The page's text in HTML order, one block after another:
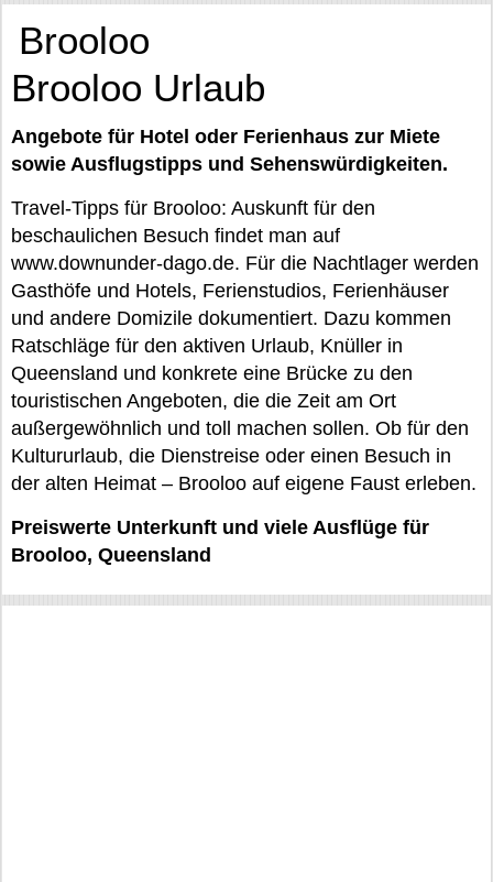
Brooloo
Brooloo Urlaub
Angebote für Hotel oder Ferienhaus zur Miete
sowie Ausflugstipps und Sehenswürdigkeiten.
Travel-Tipps für Brooloo: Auskunft für den
beschaulichen Besuch findet man auf
www.downunder-dago.de. Für die Nachtlager werden
Gasthöfe und Hotels, Ferienstudios, Ferienhäuser
und andere Domizile dokumentiert. Dazu kommen
Ratschläge für den aktiven Urlaub, Knüller in
Queensland und konkrete eine Brücke zu den
touristischen Angeboten, die die Zeit am Ort
außergewöhnlich und toll machen sollen. Ob für den
Kultururlaub, die Dienstreise oder einen Besuch in
der alten Heimat – Brooloo auf eigene Faust erleben.
Preiswerte Unterkunft und viele Ausflüge für
Brooloo, Queensland